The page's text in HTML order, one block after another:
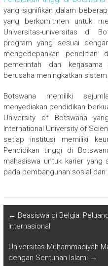
yang signifikan dalam
yang berkomitmen untuk
Universitas-universitas di
program yang sesuai
mengedepankan penelitian
pemerintah dan kerjasama
berusaha meningkatkan
Botswana memiliki
menyediakan pendidikan
University of Botswana
International University of
setiap institusi memiliki
Pendidikan tinggi di
mahasiswa untuk karier
pada pembangunan sosial
← Beasiswa di Belgia:
Internasional
Universitas Muhammadiyah
dengan Sentuhan Islami →